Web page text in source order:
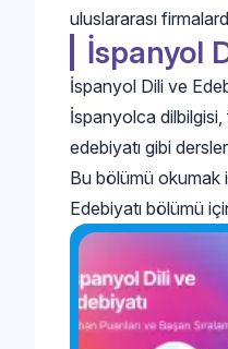
uluslararası
İspanyol
İspanyol Dili ve
İspanyolca
edebiyatı gibi dersler
Bu bölümü okumak
Edebiyatı bölümü